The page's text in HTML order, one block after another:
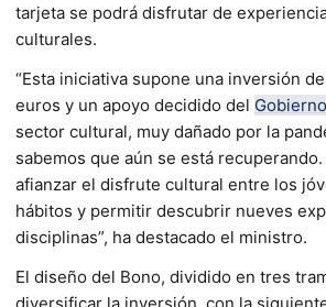
tarjeta se podrá disfrutar de
culturales.
“Esta iniciativa supone una inversión
euros y un apoyo decidido del Gobierno
sector cultural, muy dañado por la
sabemos que aún se está
afianzar el disfrute cultural entre los
hábitos y permitir descubrir nueves
disciplinas”, ha destacado el ministro.
El diseño del Bono, dividido en tres